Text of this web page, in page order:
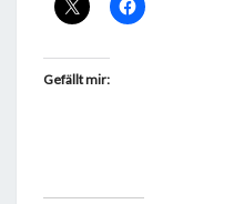
Gefällt mir: